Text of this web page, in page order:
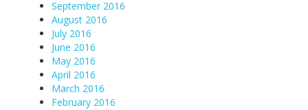
September 2016
August 2016
July 2016
June 2016
May 2016
April 2016
March 2016
February 2016